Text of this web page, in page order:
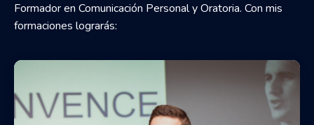
Formador en Comunicación Personal y Oratoria. Con mis
formaciones lograrás: